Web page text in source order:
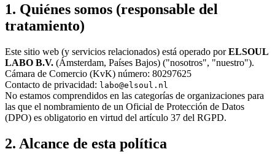
1. Quiénes somos (responsable del
tratamiento)
Este sitio web (y servicios relacionados) está operado porELSOUL
LABO B.V. (Ámsterdam, Países Bajos) ("nosotros", "nuestro").
Cámara de Comercio (KvK) número: 80297625
Contacto de privacidad: labo@elsoul.nl
No estamos comprendidos en las categorías de organizaciones para
las que el nombramiento de un Oficial de Protección de Datos
(DPO) es obligatorio en virtud del artículo 37 del RGPD.
2. Alcance de esta política